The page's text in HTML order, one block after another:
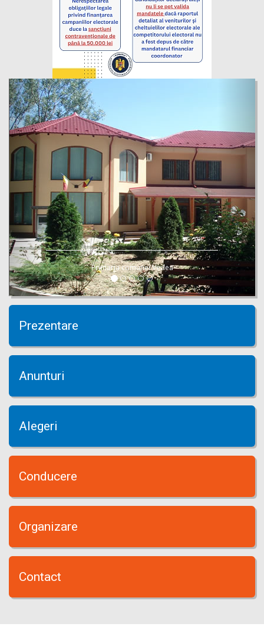
Primaria comunei Vedea
Prezentare
Anunturi
Alegeri
Conducere
Organizare
Contact